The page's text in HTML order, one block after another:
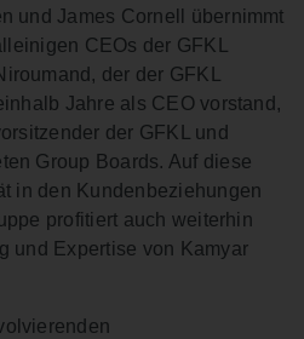
und James Cornell übernimmt
CEOs der GFKL
der der GFKL
Jahre als CEO vorstand,
der GFKL und
Group Boards. Auf diese
in den Kundenbeziehungen
profitiert auch weiterhin
und Expertise von Kamyar